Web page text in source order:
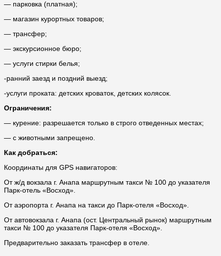
— парковка (платная);
— магазин курортных товаров;
— трансфер;
— экскурсионное бюро;
— услуги стирки белья;
-ранний заезд и поздний выезд;
-услуги проката: детских кроваток, детских колясок.
Ограничения:
— курение: разрешается только в строго отведенных местах;
— с животными запрещено.
Как добраться:
Координаты для GPS навигаторов:
От ж/д вокзала г. Анапа маршрутным такси № 100 до указателя
Парк-отель «Восход».
От аэропорта г. Анапа на такси до Парк-отеля «Восход».
От автовокзала г. Анапа (ост. Центральный рынок) маршрутным
такси № 100 до указателя Парк-отеля «Восход».
Предварительно заказать трансфер в отеле.